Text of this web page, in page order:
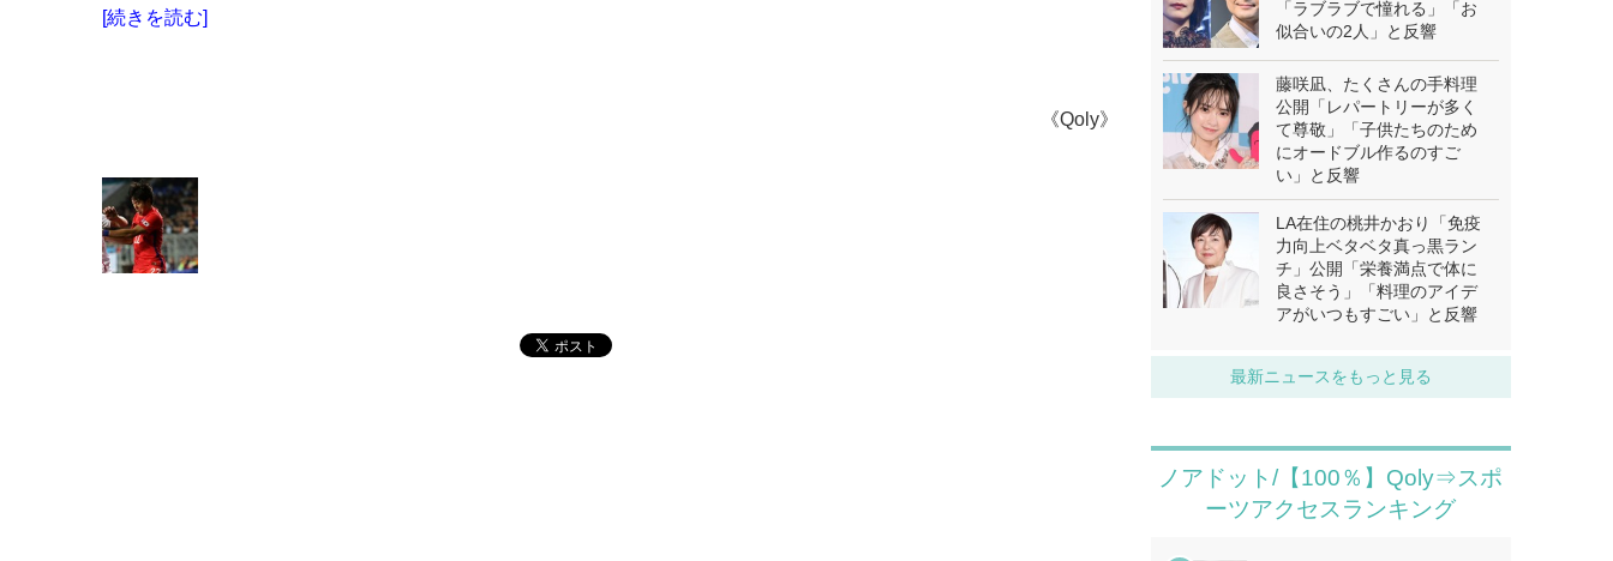
[続きを読む]
《Qoly》
「ラブラブで憧れる」「お
似合いの2人」と反響
藤咲凪、たくさんの手料理
公開「レパートリーが多く
て尊敬」「子供たちのため
にオードブル作るのすご
い」と反響
LA在住の桃井かおり「免疫
力向上ベタベタ真っ黒ラン
チ」公開「栄養満点で体に
良さそう」「料理のアイデ
アがいつもすごい」と反響
最新ニュースをもっと見る
ノアドット/【100％】Qoly⇒スポ
ーツアクセスランキング